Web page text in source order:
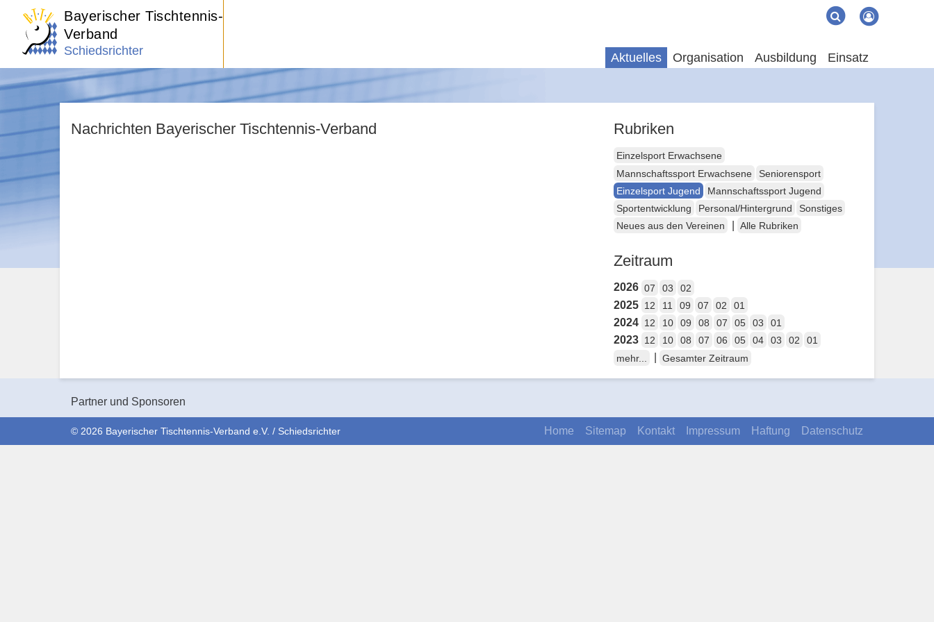
Bayerischer Tischtennis-
Verband
Schiedsrichter
Suche Suchen
Aktuelles Organisation Ausbildung Einsatz
Nachrichten Bayerischer Tischtennis-Verband Rubriken
Einzelsport Erwachsene
Mannschaftssport Erwachsene
Seniorensport
Einzelsport Jugend
Mannschaftssport Jugend
Sportentwicklung
Personal/Hintergrund
Sonstiges
Neues aus den Vereinen
Alle Rubriken
Zeitraum
2026 07 03 02
2025 12 11 09 07 02 01
2024 12 10 09 08 07 05 03 01
2023 12 10 08 07 06 05 04 03 02
01
mehr...
Gesamter Zeitraum
Partner und Sponsoren
Home Sitemap Kontakt Impressum Haftung Datenschutz
© 2026 Bayerischer Tischtennis-Verband e.V. / Schiedsrichter